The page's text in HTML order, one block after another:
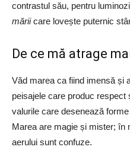
contrastul său, pentru
măriicare lovește puternic
De ce mă atrage
Văd marea ca fiind imensă și
peisajele care produc
valurile care desenează
Marea are magie și mister; în
aerului sunt confuze.